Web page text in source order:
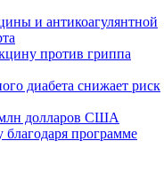
и антикоагулянтной
против гриппа
диабета снижает риск
млн долларов США
программе